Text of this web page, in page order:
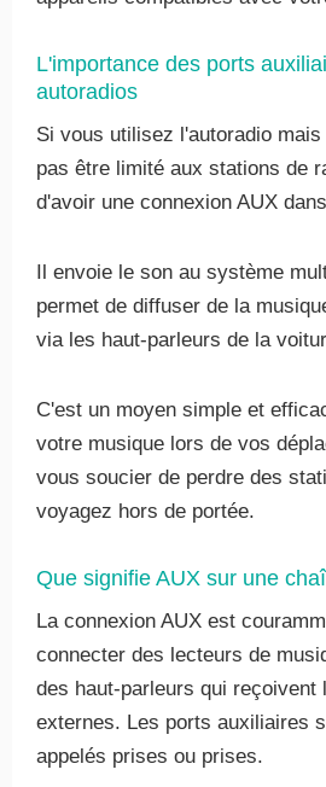
L'importance des ports
autoradios
Si vous utilisez l'autoradio
pas être limité aux stations de
d'avoir une connexion AUX
Il envoie le son au système
permet de diffuser de la
via les haut-parleurs de la
C'est un moyen simple et
votre musique lors de vos
vous soucier de perdre des
voyagez hors de portée.
Que signifie AUX sur une
La connexion AUX est
connecter des lecteurs de
des haut-parleurs qui reçoivent
externes. Les ports auxiliaires
appelés prises ou prises.